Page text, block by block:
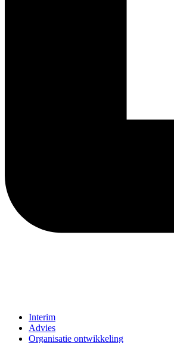
Interim
Advies
Organisatie ontwikkeling